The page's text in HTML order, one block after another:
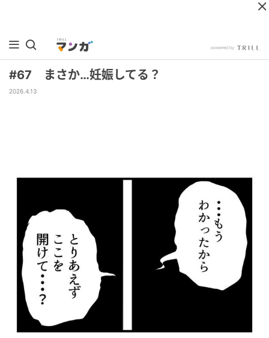
#67 まさか…妊娠してる？
2026.4.13